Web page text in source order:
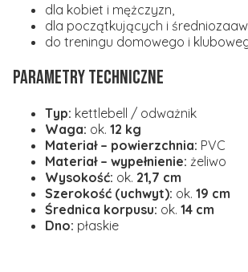
dla kobiet i mężczyzn,
dla początkujących i
do treningu domowego i
Parametry techniczne
Typ: kettlebell / odważnik
Waga: ok. 12 kg
Materiał – powierzchnia: PVC
Materiał – wypełnienie: żeliwo
Wysokość: ok. 21,7 cm
Szerokość (uchwyt): ok. 19 cm
Średnica korpusu: ok. 14 cm
Dno: płaskie